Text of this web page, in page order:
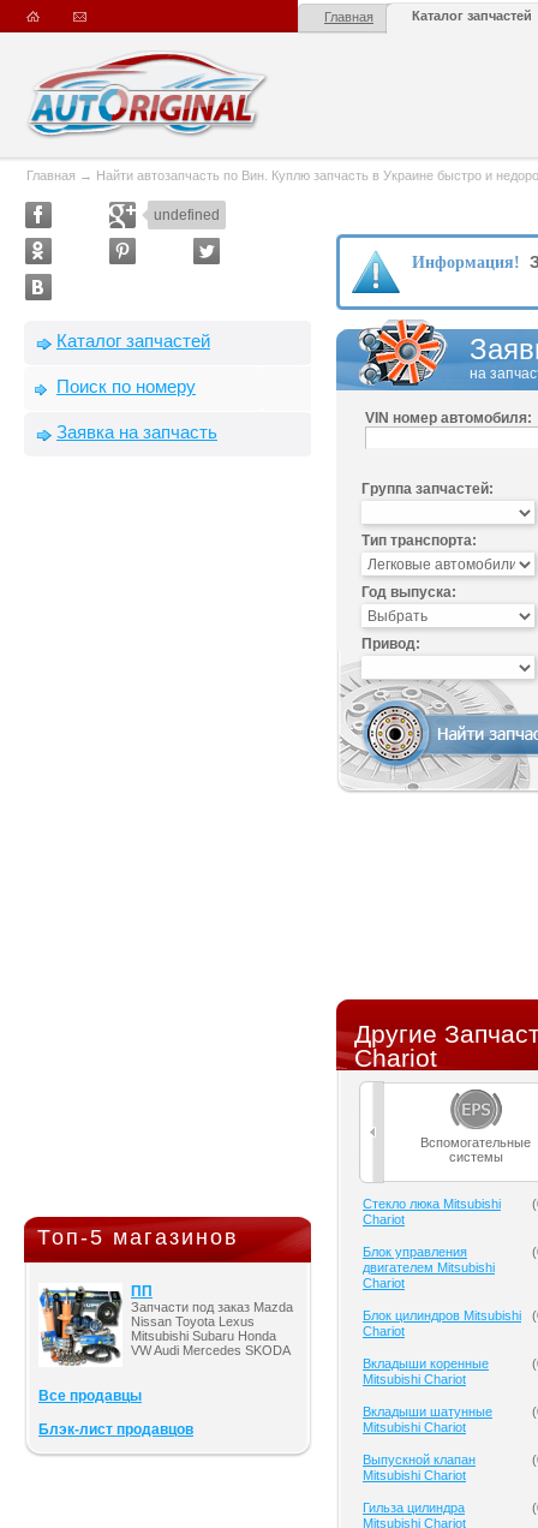
Главная Каталог запчастей
Главная → Найти автозапчасть по Вин. Куплю запчасть в Украине быстро и
undefined
Каталог запчастей
Поиск по номеру
Заявка на запчасть
Топ-5 магазинов
ПП
Запчасти под заказ Mazda
Nissan Toyota Lexus
Mitsubishi Subaru Honda
VW Audi Mercedes SKODA
Все продавцы
Блэк-лист продавцов
Информация!
на
VIN номер автомобиля:
Группа запчастей:
Тип транспорта:
Год выпуска:
Привод:
Другие
Chariot
Вспомогательные
системы
Cтекло люка Mitsubishi
Chariot
(
Блок управления
двигателем Mitsubishi
Chariot
(
Блок цилиндров Mitsubishi
Chariot
(
Вкладыши коренные
Mitsubishi Chariot
(
Вкладыши шатунные
Mitsubishi Chariot
(
Выпускной клапан
Mitsubishi Chariot
(
Гильза цилиндра
Mitsubishi Chariot
(